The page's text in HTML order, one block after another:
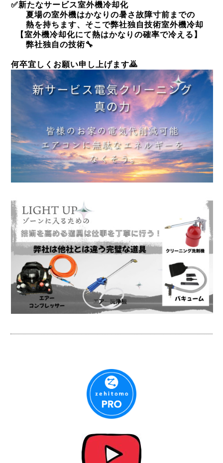
✅新たなサービス室外機冷却化
夏場の室外機はかなりの暑さ故障寸前までの
熱を持ちます、そこで弊社独自技術室外機冷却
【室外機冷却化にて熱はかなりの確率で冷える】
弊社独自の技術🔧
何卒宜しくお願い申し上げます🙇